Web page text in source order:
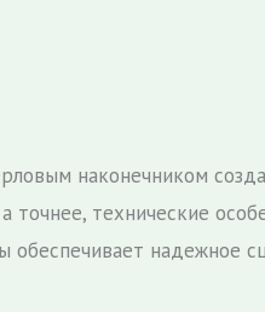
наконечником
технические
надежное